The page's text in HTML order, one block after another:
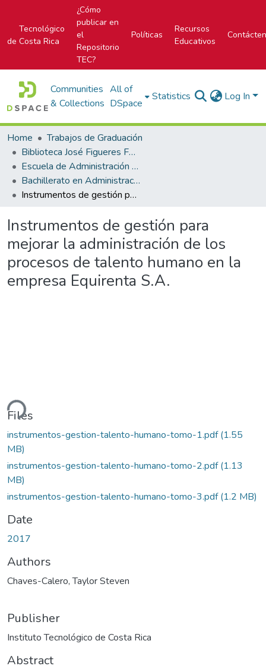
Tecnológico
de Costa Rica
¿Cómo
publicar en
el
Repositorio
TEC?
Políticas
Recursos
Educativos
Communities
& Collections
All of
DSpace
Statistics Log In
Home
Trabajos de Graduación
Biblioteca José Figueres Ferrer
Escuela de Administración de Empresas
Bachillerato en Administración de Empresas
Instrumentos de gestión para mejorar la administración de los procesos de talento humano en la empresa Equirenta S.A.
Instrumentos de gestión para
mejorar la administración de los
procesos de talento humano en la
empresa Equirenta S.A.
Files
instrumentos-gestion-talento-humano-tomo-1.pdf(1.55
MB)
instrumentos-gestion-talento-humano-tomo-2.pdf(1.13
MB)
instrumentos-gestion-talento-humano-tomo-3.pdf(1.2 MB)
Date
2017
Authors
Chaves-Calero, Taylor Steven
Publisher
Instituto Tecnológico de Costa Rica
Abstract